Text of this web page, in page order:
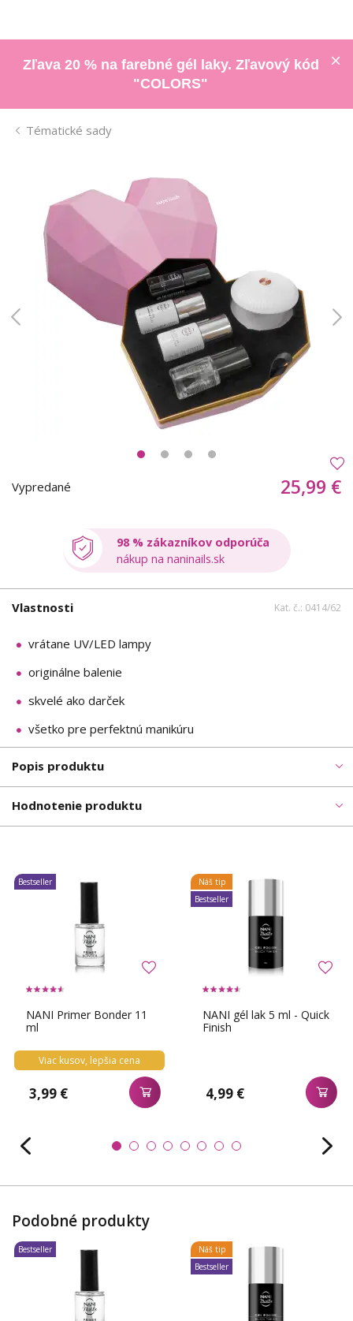
Zľava 20 % na farebné gél laky. Zľavový kód
"COLORS"
Tématické sady
Vypredané 25,99 €
98 % zákazníkov odporúča
nákup na naninails.sk
Vlastnosti Kat. č.: 0414/62
vrátane UV/LED lampy
originálne balenie
skvelé ako darček
všetko pre perfektnú manikúru
Popis produktu
Hodnotenie produktu
NANI Primer Bonder 11
ml
Viac kusov, lepšia cena
3,99 €
Bestseller
NANI gél lak 5 ml - Quick
Finish
4,99 €
Náš tip
Bestseller
Podobné produkty
Bestseller
Náš tip
Bestseller